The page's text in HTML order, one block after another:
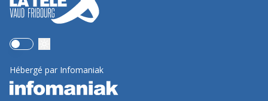
Use setting
Hébergé par Infomaniak